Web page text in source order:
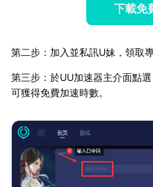
下載免
第二步：加入並私訊U妹，領取
第三步：於UU加速器主介面點
可獲得免費加速時數。